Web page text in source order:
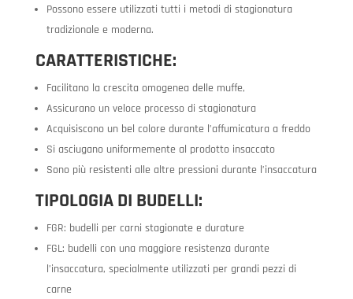
Possono essere utilizzati tutti i metodi di stagionatura
tradizionale e moderna.
CARATTERISTICHE:
Facilitano la crescita omogenea delle muffe,
Assicurano un veloce processo di stagionatura
Acquisiscono un bel colore durante l’affumicatura a freddo
Si asciugano uniformemente al prodotto insaccato
Sono più resistenti alle altre pressioni durante l’insaccatura
TIPOLOGIA DI BUDELLI:
FGR: budelli per carni stagionate e durature
FGL: budelli con una maggiore resistenza durante
l’insaccatura, specialmente utilizzati per grandi pezzi di
carne